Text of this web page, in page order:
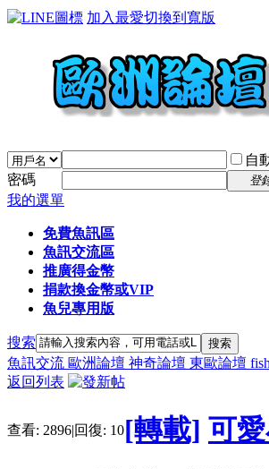
加入最愛切換到寬版
自
密碼
登
我的選單
免費魚訊區
魚訊交流區
推廣得金幣
捐款換金幣或VIP
魚兒專用版
搜索 搜索
魚訊交流 歐洲論壇 神奇論壇 東歐論壇
返回列表
查看: 2896|回復: 10[轉載] 可